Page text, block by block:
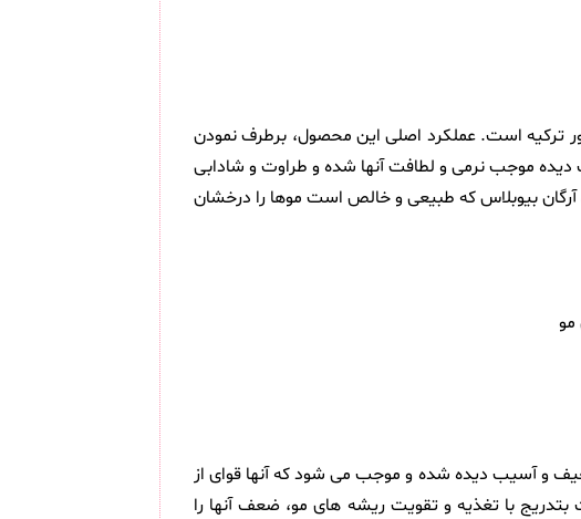
ترکیه است. عملکرد اصلی این محصول، برطرف نمودن
موجب نرمی و لطافت آنها شده و طراوت و شادابی
آرگان بیوبلاس که طبیعی و خالص است موها را درخشان
موهای ضعیف و آسیب دیده شده و موجب می شود که آنها قوای از
با تغذیه و تقویت ریشه های مو، ضعف آنها را